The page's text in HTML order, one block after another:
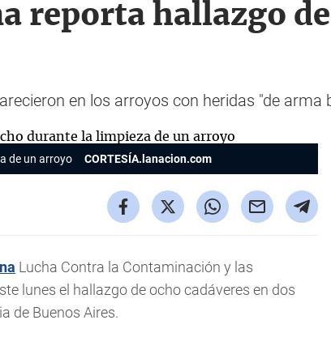
reporta hallazgo
en los arroyos con heridas "de arma
de un arroyo CORTESÍA.lanacion.com
Lucha Contra la Contaminación y las
lunes el hallazgo de ocho cadáveres en dos
de Buenos Aires.